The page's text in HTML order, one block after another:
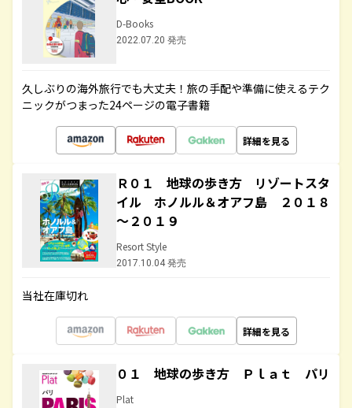
D-Books
2022.07.20 発売
久しぶりの海外旅行でも大丈夫！旅の手配や準備に使えるテク
ニックがつまった24ページの電子書籍
詳細を見る
Ｒ０１ 地球の歩き方 リゾートスタ
イル ホノルル＆オアフ島 ２０１８
～２０１９
Resort Style
2017.10.04 発売
当社在庫切れ
詳細を見る
０１ 地球の歩き方 Ｐｌａｔ パリ
Plat